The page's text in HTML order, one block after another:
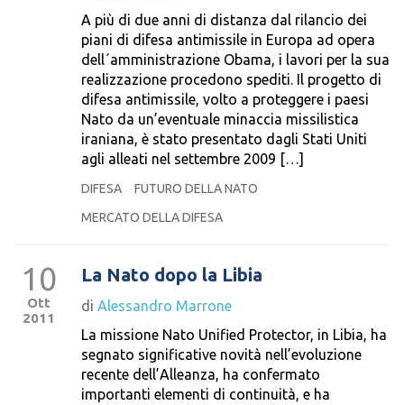
A più di due anni di distanza dal rilancio dei
piani di difesa antimissile in Europa ad opera
dell´amministrazione Obama, i lavori per la sua
realizzazione procedono spediti. Il progetto di
difesa antimissile, volto a proteggere i paesi
Nato da un’eventuale minaccia missilistica
iraniana, è stato presentato dagli Stati Uniti
agli alleati nel settembre 2009 […]
DIFESA
FUTURO DELLA NATO
MERCATO DELLA DIFESA
10
Ott
2011
La Nato dopo la Libia
di Alessandro Marrone
La missione Nato Unified Protector, in Libia, ha
segnato significative novità nell’evoluzione
recente dell’Alleanza, ha confermato
importanti elementi di continuità, e ha